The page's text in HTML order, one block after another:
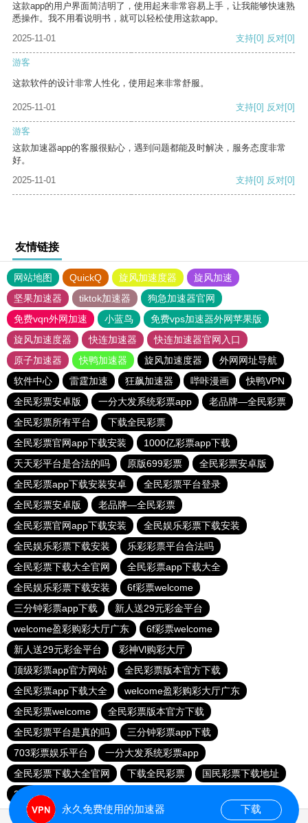
这款app的用户界面简洁明了，使用起来非常容易上手，让我能够快速熟
悉操作。我不用看说明书，就可以轻松使用这款app。
2025-11-01
支持[0] 反对[0]
游客
这款软件的设计非常人性化，使用起来非常舒服。
2025-11-01 支持[0] 反对[0]
游客
这款加速器app的客服很贴心，遇到问题都能及时解决，服务态度非常
好。
2025-11-01
支持[0] 反对[0]
友情链接
网站地图 QuickQ 旋风加速度器
旋风加速
坚果加速器
tiktok加速器
狗急加速器官网
免费vqn外网加速
小蓝鸟
免费vps加速器外网苹果版
旋风加速度器
快连加速器
快连加速器官网入口
原子加速器
快鸭加速器 旋风加速度器
外网网址导航
软件中心
雷霆加速 狂飙加速器 哔咔漫画
快鸭VPN
全民彩票安卓版
一分大发系统彩票app
老品牌—全民彩票
全民彩票所有平台
下载全民彩票
全民彩票官网app下载安装
1000亿彩票app下载
天天彩平台是合法的吗
原版699彩票
全民彩票安卓版
全民彩票app下载安装安卓
全民彩票平台登录
全民彩票安卓版
老品牌—全民彩票
全民彩票官网app下载安装
全民娱乐彩票下载安装
全民娱乐彩票下载安装
乐彩彩票平台合法吗
全民彩票下载大全官网
全民彩票app下载大全
全民娱乐彩票下载安装
6f彩票welcome
三分钟彩票app下载
新人送29元彩金平台
welcome盈彩购彩大厅广东
6f彩票welcome
新人送29元彩金平台
彩神Vl购彩大厅
顶级彩票app官方网站
全民彩票版本官方下载
全民彩票app下载大全
welcome盈彩购彩大厅广东
全民彩票welcome
全民彩票版本官方下载
全民彩票平台是真的吗
三分钟彩票app下载
703彩票娱乐平台
一分大发系统彩票app
全民彩票下载大全官网
下载全民彩票
国民彩票下载地址
353彩票app官方免费下载
永久免费使用的加速器 下载